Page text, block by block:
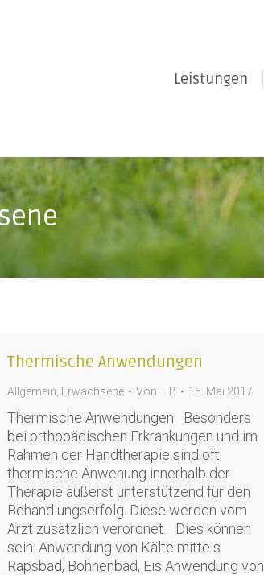
Leistungen
Thermische Anwendungen
Allgemein Erwachsene Von T B 15. Mai 2017
Thermische Anwendungen Besonders
bei orthopädischen Erkrankungen und im
Rahmen der Handtherapie sind oft
thermische Anwenung innerhalb der
Therapie äußerst unterstützend für den
Behandlungserfolg. Diese werden vom
Arzt zusätzlich verordnet. Dies können
sein: Anwendung von Kälte mittels
Rapsbad, Bohnenbad, Eis Anwendung von